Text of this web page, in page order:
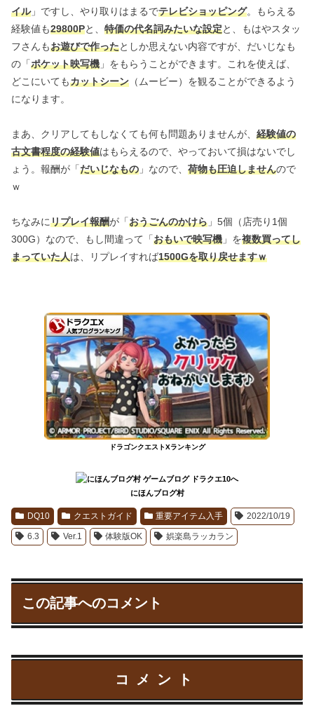
イル」ですし、やり取りはまるでテレビショッピング。もらえる
経験値も29800Pと、 特価の代名詞みたいな設定と、もはやスタッ
フさんもお遊びで作ったとしか思えない内容ですが、だいじなも
の「ポケット映写機 」をもらうことができます。これを使えば、
どこにいてもカットシーン （ムービー）を観ることができるよう
になります。
まあ、クリアしてもしなくても何も問題ありませんが、 経験値の
古文書程度の経験値はもらえるので、やっておいて損はないでし
ょう。報酬が「だいじなもの 」なので、 荷物も圧迫しませんので
ｗ
ちなみにリプレイ報酬が「おうごんのかけら 」5個（店売り1個
300G）なので、もし間違って「おもいで映写機 」を複数買ってし
まっていた人は、リプレイすれば1500Gを取り戻せますｗ
ドラゴンクエストXランキング
にほんブログ村
DQ10 クエストガイド 重要アイテム入手 2022/10/19
6.3 Ver.1 体験版OK 娯楽島ラッカラン
この記事へのコメント
コメント